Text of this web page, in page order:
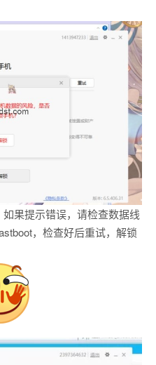
果提示错误，请检查数据线
，检查好后重试，解锁